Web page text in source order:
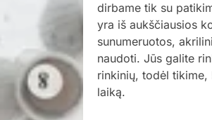
dirbame tik su
yra iš aukščiausios
sunumeruotos,
naudoti. Jūs galite
rinkinių, todėl
laiką.